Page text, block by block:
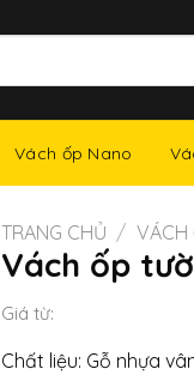
Vách ốp Nano
TRANG CHỦ / VÁCH
Vách ốp
Giá từ:
Chất liệu: Gỗ nhựa